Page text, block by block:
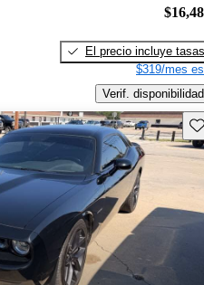
El precio incluye tasas
$319/mes
Verif. disponibilidad